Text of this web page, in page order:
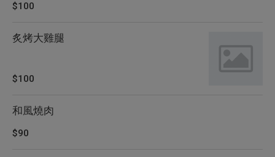
$100
炙烤大雞腿
$100
和風燒肉
$90